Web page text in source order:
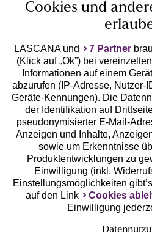
Geprüfte Sicherheit
Unsere Apps
Cookies und
LASCANA und 7 Partner
(Klick auf „Ok”) bei vereinzelten
Informationen auf einem
abzurufen (IP-Adresse, Nutzer-
Geräte-Kennungen). Die
der Identifikation auf
pseudonymisierter E-Mail-
Anzeigen und Inhalte,
sowie um Erkenntnisse
Produktentwicklungen zu
Einwilligung (inkl.
Einstellungsmöglichkeiten
auf den Link
Cookies
Einwilligung